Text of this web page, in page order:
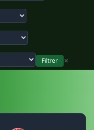
Filtrer
✕